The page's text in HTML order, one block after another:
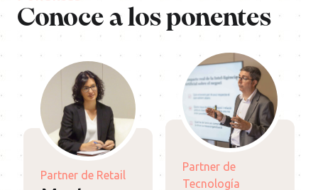
Conoce a los ponentes
Partner de Retail
Partner de
Tecnología